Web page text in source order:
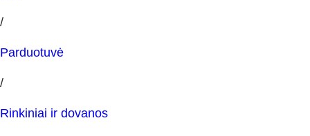
/
Parduotuvė
/
Rinkiniai ir dovanos